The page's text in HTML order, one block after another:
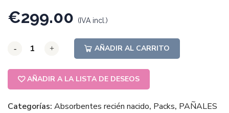
€299.00 (IVA incl.)
- +
- +
- + AÑADIR AL CARRITO
AÑADIR A LA LISTA DE DESEOS
Categorías: Absorbentes recién nacido, Packs, PAÑALES